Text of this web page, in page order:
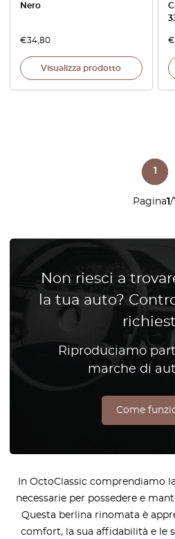
Nero
€34,80
Visualizza prodotto
€
Pagina1/1
1
Non riesci a
la tua auto?
Riproduciamo
marche di
Come
In OctoClassic comprendiamo
necessarie per possedere e
Questa berlina rinomata è
comfort, la sua affidabilità e le